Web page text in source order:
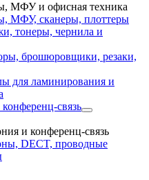
МФУ и офисная техника
МФУ, сканеры, плоттеры
тонеры, чернила и
брошюровщики, резаки,
для ламинирования и
связь
и конференц-связь
DECT, проводные